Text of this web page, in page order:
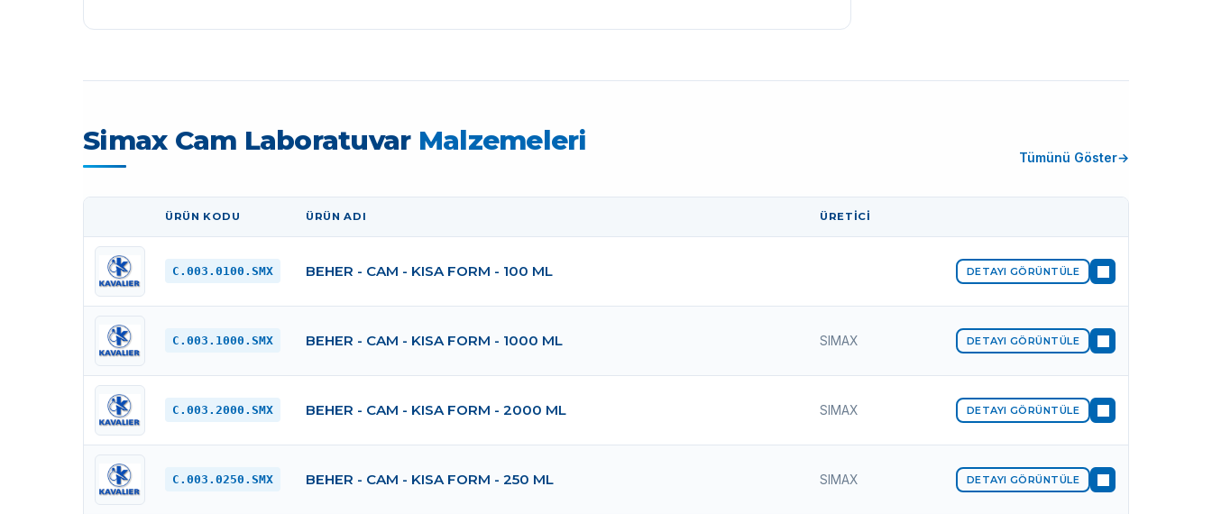
Simax Cam Laboratuvar Malzemeleri
Tümünü Göster
ÜRÜN KODU ÜRÜN ADI ÜRETICI
C.003.0100.SMX BEHER - CAM - KISA FORM - 100 ML DETAYI GÖRÜNTÜLE
C.003.1000.SMX BEHER - CAM - KISA FORM - 1000 ML SIMAX DETAYI GÖRÜNTÜLE
C.003.2000.SMX BEHER - CAM - KISA FORM - 2000 ML SIMAX DETAYI GÖRÜNTÜLE
C.003.0250.SMX BEHER - CAM - KISA FORM - 250 ML SIMAX DETAYI GÖRÜNTÜLE